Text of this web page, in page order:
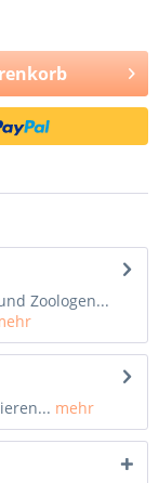
Zoologen...
mehr